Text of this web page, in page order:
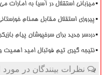
میزبانی استقلال در آسیا به امارات
پیروزی استقلال مقابل همنام
دردسر جدید برای سرخپوشان پیام
نتیجه گیری تیم فوتبال امید اهمیت
نظرات بینندگان در